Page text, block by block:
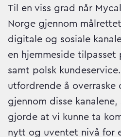
Til en viss grad når
Norge gjennom
digitale og sosiale
en hjemmeside tilpasset
samt polsk
utfordrende å overraske
gjennom disse
gjorde at vi kunne ta
nytt og uventet nivå for